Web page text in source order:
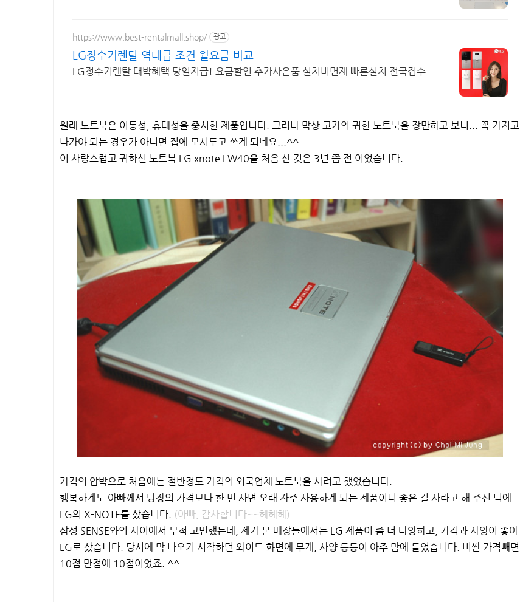
https://www.best-rentalmall.shop/ 광고
LG정수기렌탈 역대급 조건 월요금 비교
LG정수기렌탈 대박혜택 당일지급! 요금할인 추가사은품 설치비면제 빠른설치 전국접수
원래 노트북은 이동성, 휴대성을 중시한 제품입니다. 그러나 막상 고가의 귀한 노트북을 장만하고 보니... 꼭 가지고
나가야 되는 경우가 아니면 집에 모셔두고 쓰게 되네요...^^
이 사랑스럽고 귀하신 노트북 LG xnote LW40을 처음 산 것은 3년 쯤 전 이었습니다.
가격의 압박으로 처음에는 절반정도 가격의 외국업체 노트북을 사려고 했었습니다.
행복하게도 아빠께서 당장의 가격보다 한 번 사면 오래 자주 사용하게 되는 제품이니 좋은 걸 사라고 해 주신 덕에
LG의 X-NOTE를 샀습니다. (아빠, 감사합니다~~헤헤헤)
삼성 SENSE와의 사이에서 무척 고민했는데, 제가 본 매장들에서는 LG 제품이 좀 더 다양하고, 가격과 사양이 좋아
LG로 샀습니다. 당시에 막 나오기 시작하던 와이드 화면에 무게, 사양 등등이 아주 맘에 들었습니다. 비싼 가격빼면
10점 만점에 10점이었죠. ^^